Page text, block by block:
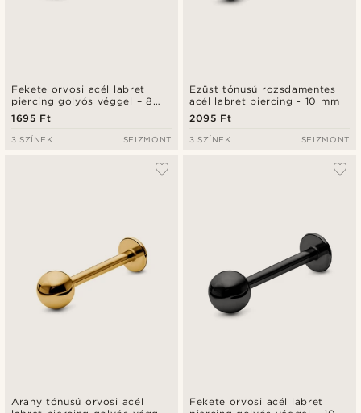
Fekete orvosi acél labret
piercing golyós véggel – 8
mm
1695 Ft
3 SZÍNEK SEIZMONT
Ezüst tónusú rozsdamentes
acél labret piercing - 10 mm
2095 Ft
3 SZÍNEK SEIZMONT
Arany tónusú orvosi acél
Fekete orvosi acél labret